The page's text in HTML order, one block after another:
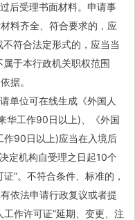
后受理书面材料。申请事
料齐全、符合要求的，应
符合法定形式的，应当当
于本行政机关职权范围
据。
单位可在线生成《外国人
华工作90日以上)、《外国
作90日以上)应当在入境后
定机构自受理之日起10个
”。不符合条件、标准的，
依法申请行政复议或者提
作许可证”延期、变更、注